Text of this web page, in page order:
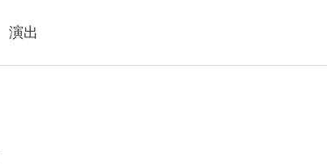
演出